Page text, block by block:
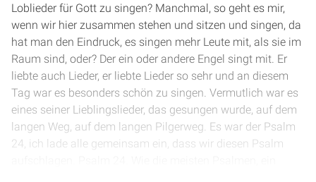
Loblieder für Gott zu singen? Manchmal, so geht es mir,
wenn wir hier zusammen stehen und sitzen und singen, da
hat man den Eindruck, es singen mehr Leute mit, als sie im
Raum sind, oder? Der ein oder andere Engel singt mit. Er
liebte auch Lieder, er liebte Lieder so sehr und an diesem
Tag war es besonders schön zu singen. Vermutlich war es
eines seiner Lieblingslieder, das gesungen wurde, auf dem
langen Weg, auf dem langen Pilgerweg. Es war der Psalm
24, ich lade alle gemeinsam ein, dass wir diesen Psalm